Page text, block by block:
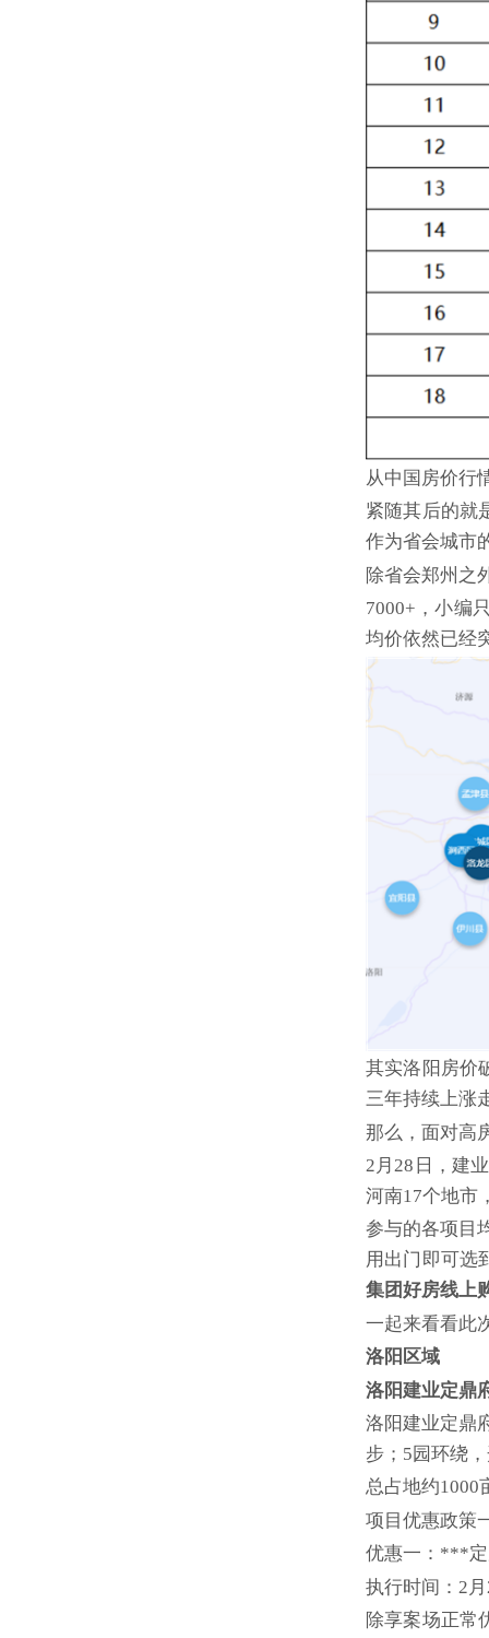
从中国房价行
紧随其后的就
作为省会城市
除省会郑州之
7000+，小编
均价依然已经
其实洛阳房价
三年持续上涨
那么，面对高
2月28日，建
河南17个地市
参与的各项目
用出门即可选
集团好房线上
一起来看看此
洛阳区域
洛阳建业定鼎
洛阳建业定鼎
步；5园环绕
总占地约1000
项目优惠政策
优惠一：***
执行时间：2
除享案场正常